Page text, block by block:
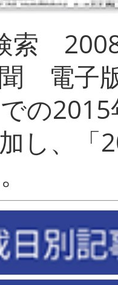
索
電子
の
し、「
し